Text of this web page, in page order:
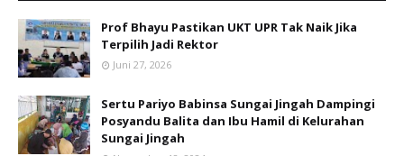
Prof Bhayu Pastikan UKT UPR Tak Naik Jika
Terpilih Jadi Rektor
Juni 27, 2026
Sertu Pariyo Babinsa Sungai Jingah Dampingi
Posyandu Balita dan Ibu Hamil di Kelurahan
Sungai Jingah